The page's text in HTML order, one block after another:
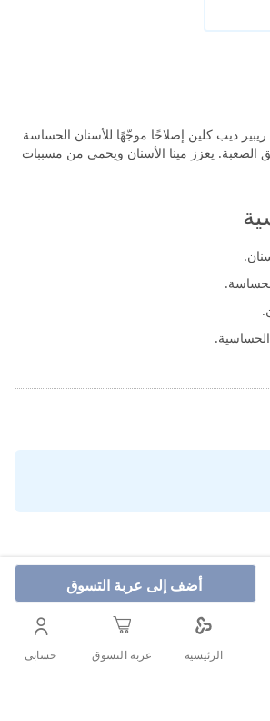
أضف إلى عربة التسوق
ديب كلين إصلاحًا موجّهًا للأسنان الحساسة
الصعبة. يعزز مينا الأسنان ويحمي من مسببات
الرئيسية عربة التسوق حسابى